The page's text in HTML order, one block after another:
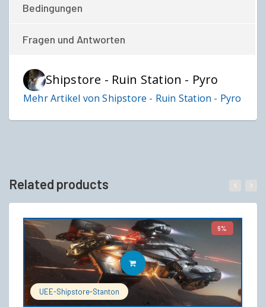
Bedingungen
Fragen und Antworten
Shipstore - Ruin Station - Pyro
Mehr Artikel von Shipstore - Ruin Station - Pyro
Related products
6%
UEE-Shipstore-Stanton
IN DEN WARENKORB